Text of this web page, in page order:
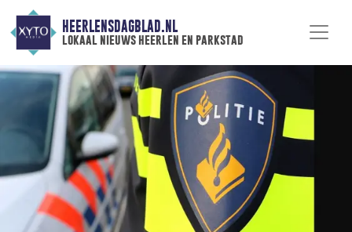
HEERLENSDAGBLAD.NL
lokaal nieuws heerlen en parkstad